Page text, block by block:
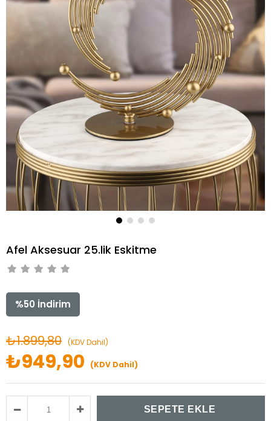
Afel Aksesuar 25.lik Eskitme
%50 İndirim
₺1.899,80 (KDV Dahil)
₺949,90 (KDV Dahil)